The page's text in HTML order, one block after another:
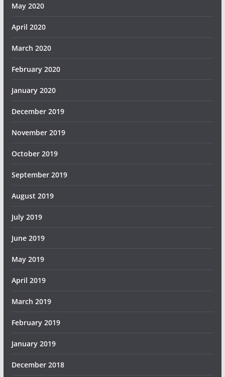
May 2020
April 2020
March 2020
February 2020
January 2020
December 2019
November 2019
October 2019
September 2019
August 2019
July 2019
June 2019
May 2019
April 2019
March 2019
February 2019
January 2019
December 2018